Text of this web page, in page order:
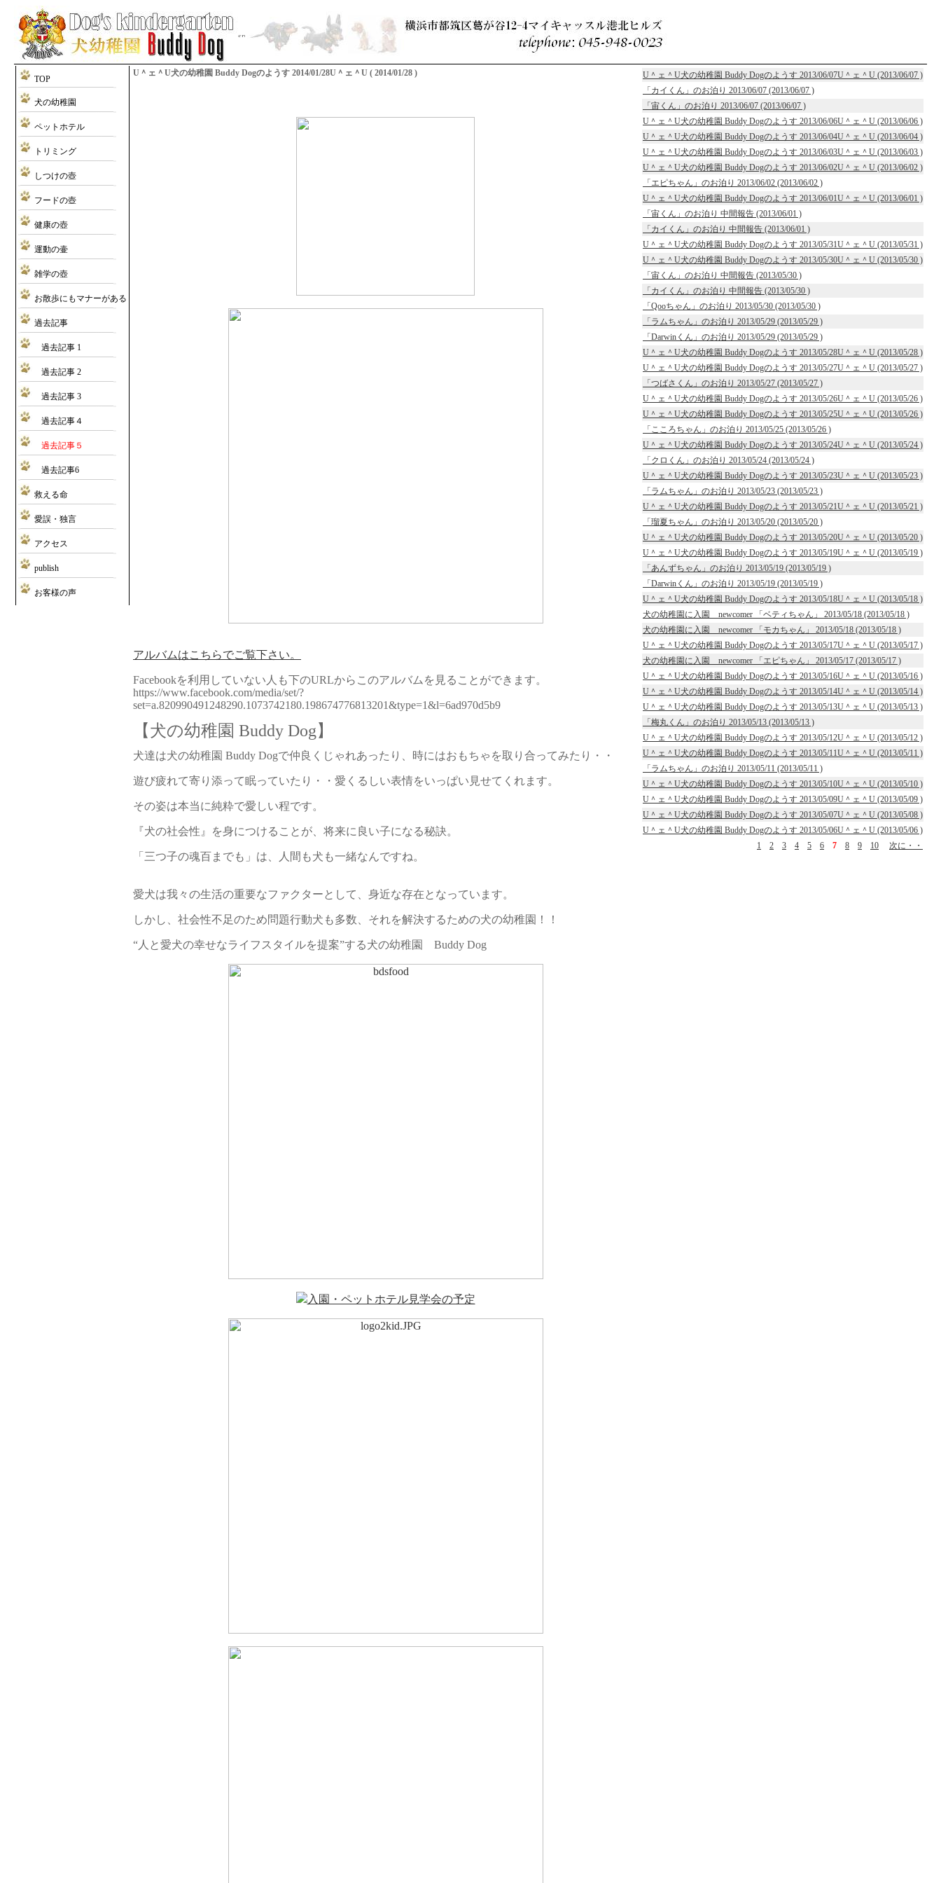
TOP
犬の幼稚園
ペットホテル
トリミング
しつけの壺
フードの壺
健康の壺
運動の壷
雑学の壺
お散歩にもマナーがある
過去記事
過去記事 1
過去記事 2
過去記事 3
過去記事４
過去記事５
過去記事6
救える命
愛誤・独言
アクセス
publish
お客様の声
U＾ェ＾U犬の幼稚園 Buddy Dogのようす 2014/01/28U＾ェ＾U ( 2014/01/28 )
アルバムはこちらでご覧下さい。
Facebookを利用していない人も下のURLからこのアルバムを見ることができます。
https://www.facebook.com/media/set/?
set=a.820990491248290.1073742180.198674776813201&type=1&l=6ad970d5b9
【犬の幼稚園 Buddy Dog】
犬達は犬の幼稚園 Buddy Dogで仲良くじゃれあったり、時にはおもちゃを取り合ってみたり・・
遊び疲れて寄り添って眠っていたり・・愛くるしい表情をいっぱい見せてくれます。
その姿は本当に純粋で愛しい程です。
『犬の社会性』を身につけることが、将来に良い子になる秘訣。
「三つ子の魂百までも」は、人間も犬も一緒なんですね。
愛犬は我々の生活の重要なファクターとして、身近な存在となっています。
しかし、社会性不足のため問題行動犬も多数、それを解決するための犬の幼稚園！！
“人と愛犬の幸せなライフスタイルを提案”する犬の幼稚園 Buddy Dog
入園・ペットホテル見学会の予定
U＾ェ＾U犬の幼稚園 Buddy Dogのようす 2013/06/07U＾ェ＾U (2013/06/07 )
「カイくん」のお泊り 2013/06/07 (2013/06/07 )
「宙くん」のお泊り 2013/06/07 (2013/06/07 )
U＾ェ＾U犬の幼稚園 Buddy Dogのようす 2013/06/06U＾ェ＾U (2013/06/06 )
U＾ェ＾U犬の幼稚園 Buddy Dogのようす 2013/06/04U＾ェ＾U (2013/06/04 )
U＾ェ＾U犬の幼稚園 Buddy Dogのようす 2013/06/03U＾ェ＾U (2013/06/03 )
U＾ェ＾U犬の幼稚園 Buddy Dogのようす 2013/06/02U＾ェ＾U (2013/06/02 )
「エピちゃん」のお泊り 2013/06/02 (2013/06/02 )
U＾ェ＾U犬の幼稚園 Buddy Dogのようす 2013/06/01U＾ェ＾U (2013/06/01 )
「宙くん」のお泊り 中間報告 (2013/06/01 )
「カイくん」のお泊り 中間報告 (2013/06/01 )
U＾ェ＾U犬の幼稚園 Buddy Dogのようす 2013/05/31U＾ェ＾U (2013/05/31 )
U＾ェ＾U犬の幼稚園 Buddy Dogのようす 2013/05/30U＾ェ＾U (2013/05/30 )
「宙くん」のお泊り 中間報告 (2013/05/30 )
「カイくん」のお泊り 中間報告 (2013/05/30 )
「Qooちゃん」のお泊り 2013/05/30 (2013/05/30 )
「ラムちゃん」のお泊り 2013/05/29 (2013/05/29 )
「Darwinくん」のお泊り 2013/05/29 (2013/05/29 )
U＾ェ＾U犬の幼稚園 Buddy Dogのようす 2013/05/28U＾ェ＾U (2013/05/28 )
U＾ェ＾U犬の幼稚園 Buddy Dogのようす 2013/05/27U＾ェ＾U (2013/05/27 )
「つばさくん」のお泊り 2013/05/27 (2013/05/27 )
U＾ェ＾U犬の幼稚園 Buddy Dogのようす 2013/05/26U＾ェ＾U (2013/05/26 )
U＾ェ＾U犬の幼稚園 Buddy Dogのようす 2013/05/25U＾ェ＾U (2013/05/26 )
「こころちゃん」のお泊り 2013/05/25 (2013/05/26 )
U＾ェ＾U犬の幼稚園 Buddy Dogのようす 2013/05/24U＾ェ＾U (2013/05/24 )
「クロくん」のお泊り 2013/05/24 (2013/05/24 )
U＾ェ＾U犬の幼稚園 Buddy Dogのようす 2013/05/23U＾ェ＾U (2013/05/23 )
「ラムちゃん」のお泊り 2013/05/23 (2013/05/23 )
U＾ェ＾U犬の幼稚園 Buddy Dogのようす 2013/05/21U＾ェ＾U (2013/05/21 )
「瑠夏ちゃん」のお泊り 2013/05/20 (2013/05/20 )
U＾ェ＾U犬の幼稚園 Buddy Dogのようす 2013/05/20U＾ェ＾U (2013/05/20 )
U＾ェ＾U犬の幼稚園 Buddy Dogのようす 2013/05/19U＾ェ＾U (2013/05/19 )
「あんずちゃん」のお泊り 2013/05/19 (2013/05/19 )
「Darwinくん」のお泊り 2013/05/19 (2013/05/19 )
U＾ェ＾U犬の幼稚園 Buddy Dogのようす 2013/05/18U＾ェ＾U (2013/05/18 )
犬の幼稚園に入園 newcomer 「ベティちゃん」 2013/05/18 (2013/05/18 )
犬の幼稚園に入園 newcomer 「モカちゃん」 2013/05/18 (2013/05/18 )
U＾ェ＾U犬の幼稚園 Buddy Dogのようす 2013/05/17U＾ェ＾U (2013/05/17 )
犬の幼稚園に入園 newcomer 「エピちゃん」 2013/05/17 (2013/05/17 )
U＾ェ＾U犬の幼稚園 Buddy Dogのようす 2013/05/16U＾ェ＾U (2013/05/16 )
U＾ェ＾U犬の幼稚園 Buddy Dogのようす 2013/05/14U＾ェ＾U (2013/05/14 )
U＾ェ＾U犬の幼稚園 Buddy Dogのようす 2013/05/13U＾ェ＾U (2013/05/13 )
「梅丸くん」のお泊り 2013/05/13 (2013/05/13 )
U＾ェ＾U犬の幼稚園 Buddy Dogのようす 2013/05/12U＾ェ＾U (2013/05/12 )
U＾ェ＾U犬の幼稚園 Buddy Dogのようす 2013/05/11U＾ェ＾U (2013/05/11 )
「ラムちゃん」のお泊り 2013/05/11 (2013/05/11 )
U＾ェ＾U犬の幼稚園 Buddy Dogのようす 2013/05/10U＾ェ＾U (2013/05/10 )
U＾ェ＾U犬の幼稚園 Buddy Dogのようす 2013/05/09U＾ェ＾U (2013/05/09 )
U＾ェ＾U犬の幼稚園 Buddy Dogのようす 2013/05/07U＾ェ＾U (2013/05/08 )
U＾ェ＾U犬の幼稚園 Buddy Dogのようす 2013/05/06U＾ェ＾U (2013/05/06 )
1
2 3 4 5 6 7 8 9 10 次に・・